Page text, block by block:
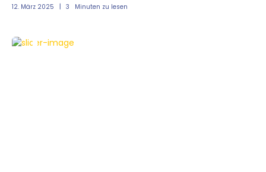
12. März 2025 3 Minuten zu lesen
NEWS